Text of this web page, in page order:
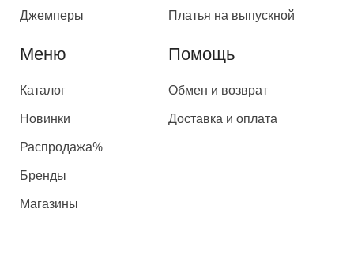
Джемперы
Платья на выпускной
Меню
Каталог
Новинки
Распродажа%
Бренды
Магазины
Помощь
Обмен и возврат
Доставка и оплата